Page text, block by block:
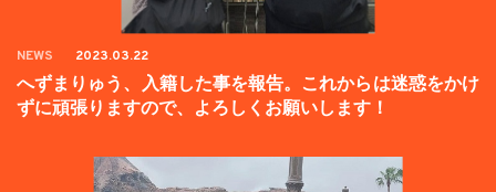
NEWS 2023.03.22
へずまりゅう、入籍した事を報告。これからは迷惑をかけ
ずに頑張りますので、よろしくお願いします！